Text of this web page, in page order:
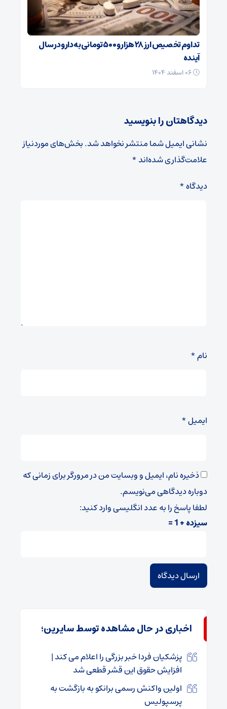
تداوم تخصیص ارز ۲۸ هزار و ۵۰۰ تومانی به دارو در سال
آینده
دیدگاهتان را بنویسید
نشانی ایمیل شما منتشر نخواهد شد.بخش‌های موردنیاز
علامت‌گذاری شده‌اند*
دیدگاه*
نام*
ایمیل*
ذخیره نام، ایمیل و وبسایت من در مرورگر برای زمانی که
دوباره دیدگاهی می‌نویسم.
لطفا پاسخ را به عدد انگلیسی وارد کنید:
سیزده + 1 =
اخباری در حال مشاهده توسط سایرین؛
پزشکیان فردا خبر بزرگی را اعلام می کند |
افزایش حقوق این قشر قطعی شد
اولین واکنش رسمی برانکو به بازگشت به
پرسپولیس